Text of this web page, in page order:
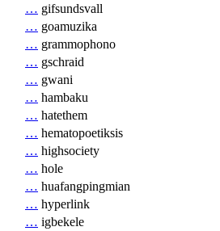
… gifsundsvall
… goamuzika
… grammophono
… gschraid
… gwani
… hambaku
… hatethem
… hematopoetiksis
… highsociety
… hole
… huafangpingmian
… hyperlink
… igbekele